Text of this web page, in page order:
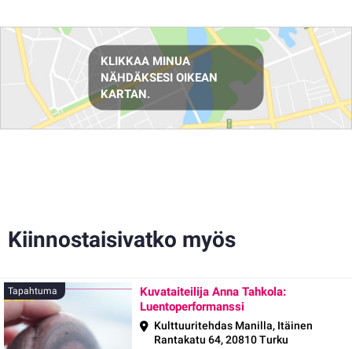
Reittiohjeet
KLIKKAA MINUA
NÄHDÄKSESI OIKEAN
KARTAN.
Kiinnostaisivatko myös
Tapahtuma
Kuvataiteilija Anna Tahkola:
Luentoperformanssi
Kulttuuritehdas Manilla, Itäinen
Rantakatu 64, 20810 Turku